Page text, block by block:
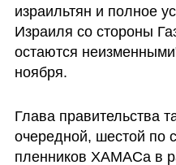
израильтян и полное
Израиля со стороны
остаются
ноября.
Глава правительства
очередной, шестой по
пленников ХАМАСа в